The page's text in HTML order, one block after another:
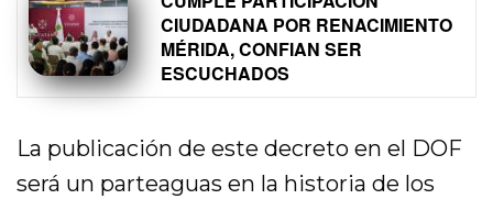
CIUDADANA POR RENACIMIENTO
MÉRIDA, CONFIAN SER
ESCUCHADOS
La publicación de este decreto en el DOF
será un parteaguas en la historia de los